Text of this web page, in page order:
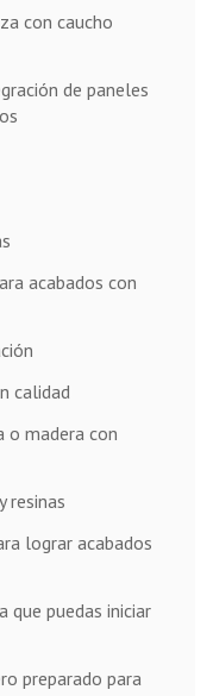
con caucho
de paneles
acabados con
calidad
o madera con
resinas
lograr acabados
que puedas iniciar
preparado para